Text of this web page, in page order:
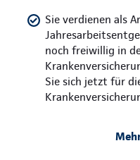
Sie verdienen als
noch freiwillig in
Sie sich jetzt für